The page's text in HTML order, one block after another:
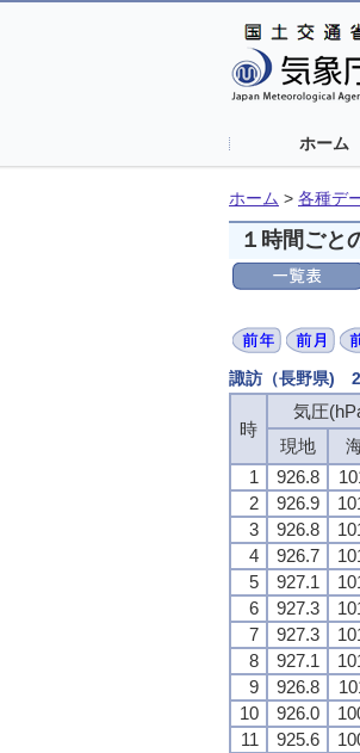
ホーム
ホーム > 各種デ
１時間ごと
諏訪（長野県)
時
気圧
現地
1
926.8
2
926.9
3
926.8
4
926.7
5
927.1
6
927.3
7
927.3
8
927.1
9
926.8
10
926.0
11
925.6